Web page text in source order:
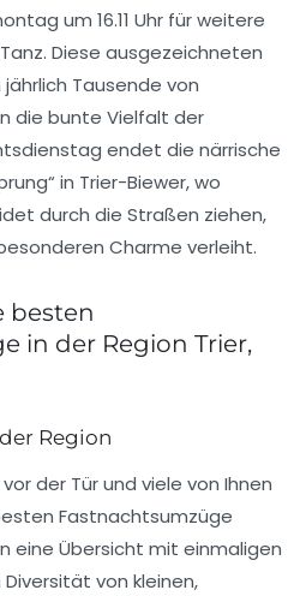
um 16.11 Uhr für weitere
Diese ausgezeichneten
Tausende von
die bunte Vielfalt der
endet die närrische
in Trier-Biewer, wo
durch die Straßen ziehen,
Charme verleiht.
besten
in der Region Trier,
Region
der Tür und viele von Ihnen
Fastnachtsumzüge
eine Übersicht mit einmaligen
von kleinen,